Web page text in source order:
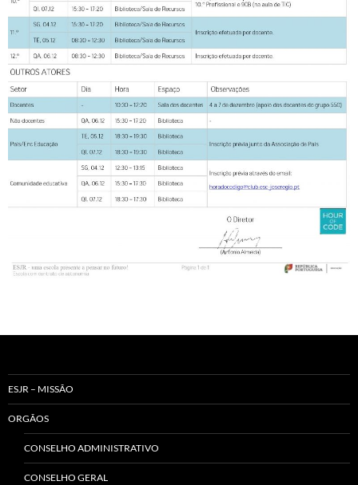
ESJR – MISSÃO
ORGÃOS
CONSELHO ADMINISTRATIVO
CONSELHO GERAL